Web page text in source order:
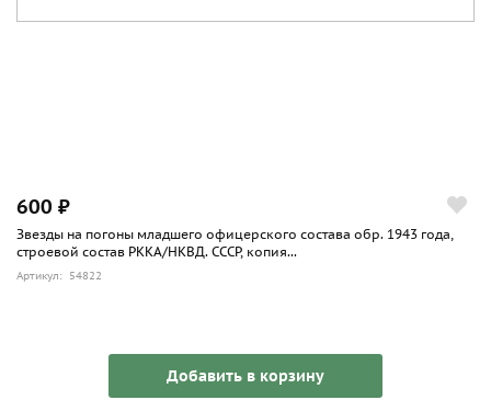
600 ₽
Звезды на погоны младшего офицерского состава обр. 1943 года,
строевой состав РККА/НКВД. СССР, копия...
Артикул: 54822
Добавить в корзину